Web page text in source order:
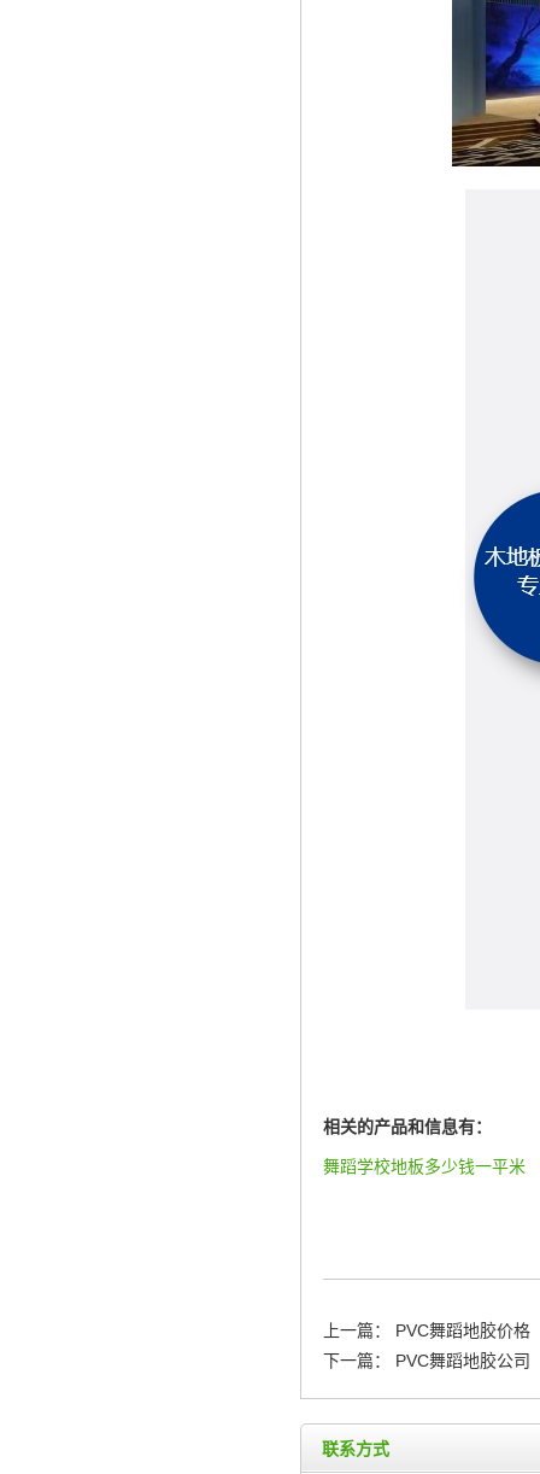
相关的产品和信息有：
舞蹈学校地板多少钱一平米
上一篇：
PVC舞蹈地胶价格
下一篇：
PVC舞蹈地胶公司
联系方式